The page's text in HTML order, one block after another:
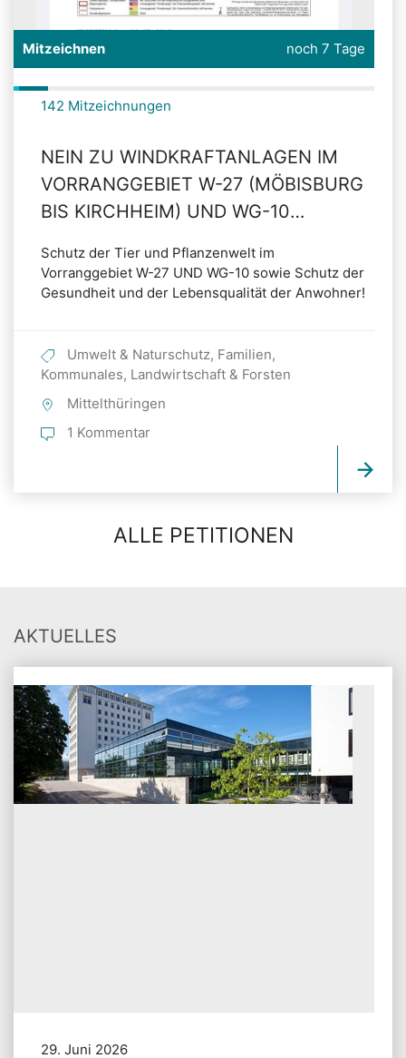
Mitzeichnen noch 7 Tage
142 Mitzeichnungen
NEIN ZU WINDKRAFTANLAGEN IM
VORRANGGEBIET W-27 (MÖBISBURG
BIS KIRCHHEIM) UND WG-10
Schutz der Tier und Pflanzenwelt im
Vorranggebiet W-27 UND WG-10 sowie Schutz der
Gesundheit und der Lebensqualität der Anwohner!
Umwelt & Naturschutz, Familien,
Kommunales, Landwirtschaft & Forsten
Mittelthüringen
1 Kommentar
ALLE PETITIONEN
AKTUELLES
29. Juni 2026